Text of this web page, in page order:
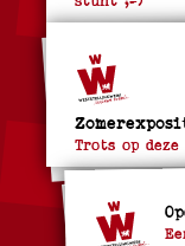
Trots op